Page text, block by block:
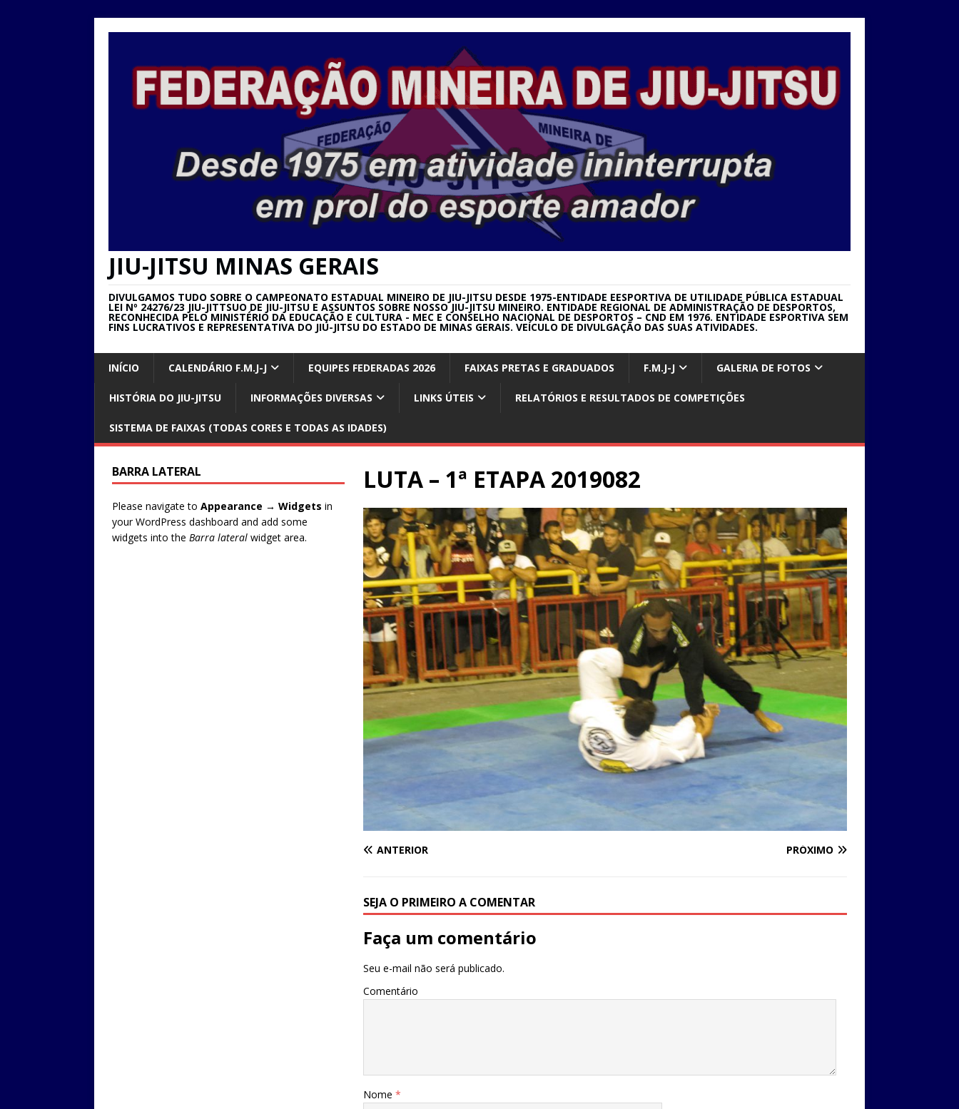
JIU-JITSU MINAS GERAIS
DIVULGAMOS TUDO SOBRE O CAMPEONATO ESTADUAL MINEIRO DE JIU-JITSU DESDE 1975-ENTIDADE EESPORTIVA DE UTILIDADE PÚBLICA ESTADUAL
LEI Nº 24276/23 JIU-JITTSUO DE JIU-JITSU E ASSUNTOS SOBRE NOSSO JIU-JITSU MINEIRO. ENTIDADE REGIONAL DE ADMINISTRAÇÃO DE DESPORTOS,
RECONHECIDA PELO MINISTÉRIO DA EDUCAÇÃO E CULTURA - MEC E CONSELHO NACIONAL DE DESPORTOS – CND EM 1976. ENTIDADE ESPORTIVA SEM
FINS LUCRATIVOS E REPRESENTATIVA DO JIU-JITSU DO ESTADO DE MINAS GERAIS. VEÍCULO DE DIVULGAÇÃO DAS SUAS ATIVIDADES.
INÍCIO CALENDÁRIO F.M.J-J EQUIPES FEDERADAS 2026 FAIXAS PRETAS E GRADUADOS F.M.J-J GALERIA DE FOTOS
HISTÓRIA DO JIU-JITSU INFORMAÇÕES DIVERSAS LINKS ÚTEIS RELATÓRIOS E RESULTADOS DE COMPETIÇÕES
SISTEMA DE FAIXAS (TODAS CORES E TODAS AS IDADES)
LUTA – 1ª ETAPA 2019082
ANTERIOR PRÓXIMO
SEJA O PRIMEIRO A COMENTAR
Faça um comentário
Seu e-mail não será publicado.
Comentário
Nome *
BARRA LATERAL
Please navigate to Appearance → Widgets in
your WordPress dashboard and add some
widgets into the Barra lateral widget area.